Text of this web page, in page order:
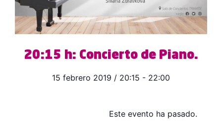
20:15 h: Concierto de Piano.
15 febrero 2019 / 20:15 - 22:00
Este evento ha pasado.